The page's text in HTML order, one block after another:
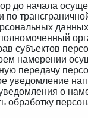
до начала
по
субъектов
намерении
передачу
уведомление
о
обработку